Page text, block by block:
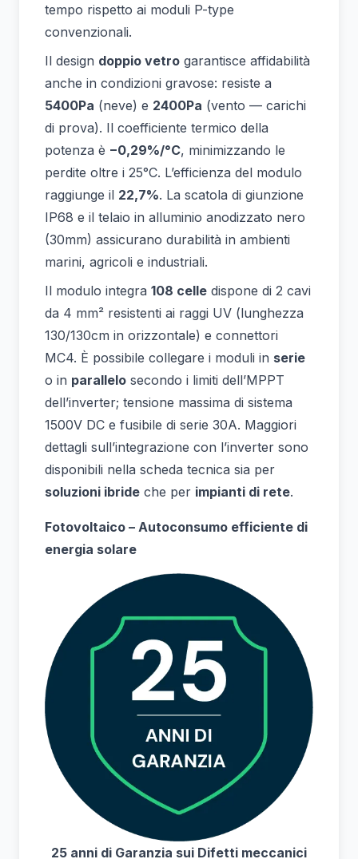
tempo rispetto ai moduli P-type
convenzionali.
Il design doppio vetro garantisce affidabilità
anche in condizioni gravose: resiste a
5400Pa (neve) e 2400Pa (vento — carichi
di prova). Il coefficiente termico della
potenza è −0,29%/°C, minimizzando le
perdite oltre i 25°C. L’efficienza del modulo
raggiunge il 22,7%. La scatola di giunzione
IP68 e il telaio in alluminio anodizzato nero
(30mm) assicurano durabilità in ambienti
marini, agricoli e industriali.
Il modulo integra 108 celle dispone di 2 cavi
da 4 mm² resistenti ai raggi UV (lunghezza
130/130cm in orizzontale) e connettori
MC4. È possibile collegare i moduli in serie
o in parallelo secondo i limiti dell’MPPT
dell’inverter; tensione massima di sistema
1500V DC e fusibile di serie 30A. Maggiori
dettagli sull’integrazione con l’inverter sono
disponibili nella scheda tecnica sia per
soluzioni ibride che per impianti di rete.
Fotovoltaico – Autoconsumo efficiente di
energia solare
25 anni di Garanzia sui Difetti meccanici